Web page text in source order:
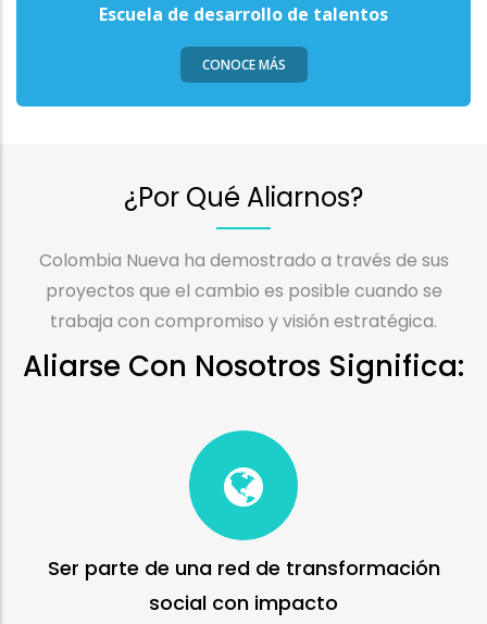
Escuela de desarrollo de talentos
CONOCE MÁS
¿Por Qué Aliarnos?
Colombia Nueva ha demostrado a través de sus
proyectos que el cambio es posible cuando se
trabaja con compromiso y visión estratégica.
Aliarse Con Nosotros Significa:
Ser parte de una red de transformación
social con impacto